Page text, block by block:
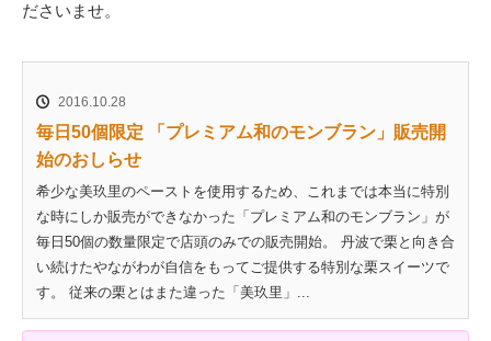
ださいませ。
2016.10.28
毎日50個限定 「プレミアム和のモンブラン」販売開
始のおしらせ
希少な美玖里のペーストを使用するため、これまでは本当に特別
な時にしか販売ができなかった「プレミアム和のモンブラン」が
毎日50個の数量限定で店頭のみでの販売開始。 丹波で栗と向き合
い続けたやながわが自信をもってご提供する特別な栗スイーツで
す。 従来の栗とはまた違った「美玖里」...